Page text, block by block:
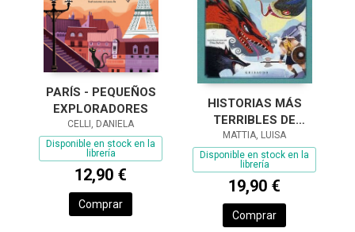
PARÍS - PEQUEÑOS
EXPLORADORES
CELLI, DANIELA
Disponible en stock en la
librería
12,90 €
Comprar
HISTORIAS MÁS
TERRIBLES DE
MONSTRUOS
MITOLÓGICOS, LAS
MATTIA, LUISA
Disponible en stock en la
librería
19,90 €
Comprar